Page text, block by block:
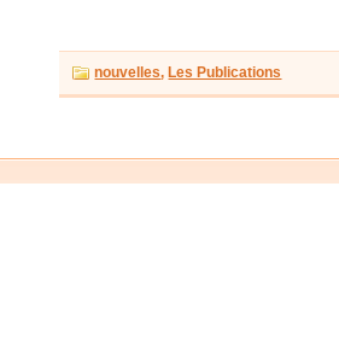
nouvelles, Les Publications